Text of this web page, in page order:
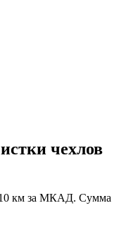
чехлов
км за МКАД. Сумма